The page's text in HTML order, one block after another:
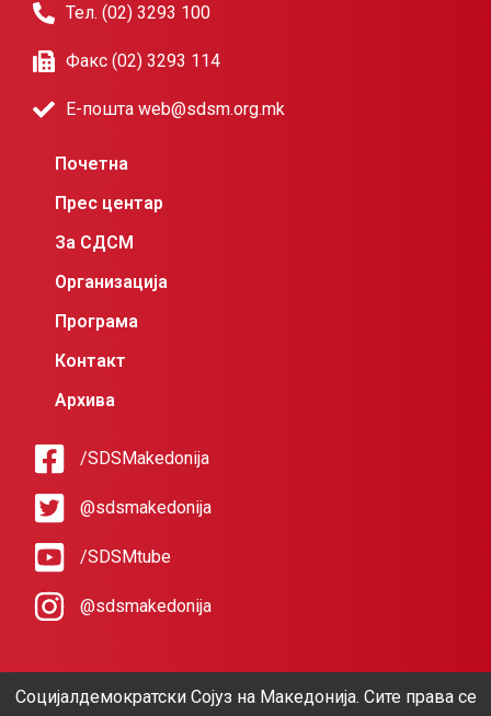
Тел. (02) 3293 100
Факс (02) 3293 114
Е-пошта web@sdsm.org.mk
Почетна
Прес центар
За СДСМ
Организација
Програма
Контакт
Архива
/SDSMakedonija
@sdsmakedonija
/SDSMtube
@sdsmakedonija
Социјалдемократски Сојуз на Македонија. Сите права се